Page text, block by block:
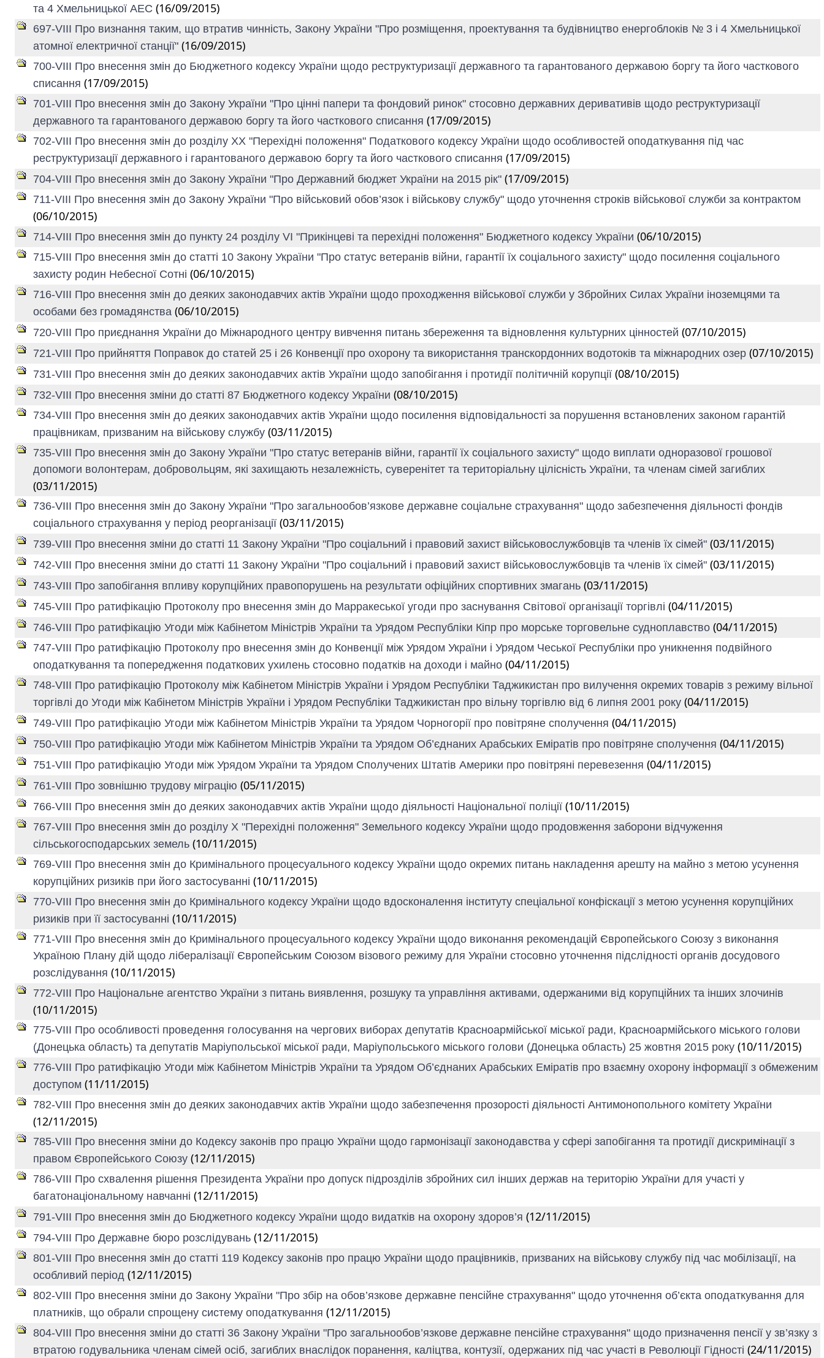
та 4 Хмельницької АЕС (16/09/2015)
697-VIII Про визнання таким, що втратив чинність, Закону України "Про розміщення, проектування та будівництво енергоблоків № 3 і 4 Хмельницької
атомної електричної станції" (16/09/2015)
700-VIII Про внесення змін до Бюджетного кодексу України щодо реструктуризації державного та гарантованого державою боргу та його часткового
списання (17/09/2015)
701-VIII Про внесення змін до Закону України "Про цінні папери та фондовий ринок" стосовно державних деривативів щодо реструктуризації
державного та гарантованого державою боргу та його часткового списання (17/09/2015)
702-VIII Про внесення змін до розділу XX "Перехідні положення" Податкового кодексу України щодо особливостей оподаткування під час
реструктуризації державного і гарантованого державою боргу та його часткового списання (17/09/2015)
704-VIII Про внесення змін до Закону України "Про Державний бюджет України на 2015 рік" (17/09/2015)
711-VIII Про внесення змін до Закону України "Про військовий обов’язок і військову службу" щодо уточнення строків військової служби за контрактом
(06/10/2015)
714-VIII Про внесення змін до пункту 24 розділу VI "Прикінцеві та перехідні положення" Бюджетного кодексу України (06/10/2015)
715-VIII Про внесення змін до статті 10 Закону України "Про статус ветеранів війни, гарантії їх соціального захисту" щодо посилення соціального
захисту родин Небесної Сотні (06/10/2015)
716-VIII Про внесення змін до деяких законодавчих актів України щодо проходження військової служби у Збройних Силах України іноземцями та
особами без громадянства (06/10/2015)
720-VIII Про приєднання України до Міжнародного центру вивчення питань збереження та відновлення культурних цінностей (07/10/2015)
721-VIII Про прийняття Поправок до статей 25 і 26 Конвенції про охорону та використання транскордонних водотоків та міжнародних озер (07/10/2015)
731-VIII Про внесення змін до деяких законодавчих актів України щодо запобігання і протидії політичній корупції (08/10/2015)
732-VIII Про внесення зміни до статті 87 Бюджетного кодексу України (08/10/2015)
734-VIII Про внесення змін до деяких законодавчих актів України щодо посилення відповідальності за порушення встановлених законом гарантій
працівникам, призваним на військову службу (03/11/2015)
735-VIII Про внесення змін до Закону України "Про статус ветеранів війни, гарантії їх соціального захисту" щодо виплати одноразової грошової
допомоги волонтерам, добровольцям, які захищають незалежність, суверенітет та територіальну цілісність України, та членам сімей загиблих
(03/11/2015)
736-VIII Про внесення змін до Закону України "Про загальнообов’язкове державне соціальне страхування" щодо забезпечення діяльності фондів
соціального страхування у період реорганізації (03/11/2015)
739-VIII Про внесення зміни до статті 11 Закону України "Про соціальний і правовий захист військовослужбовців та членів їх сімей" (03/11/2015)
742-VIII Про внесення зміни до статті 11 Закону України "Про соціальний і правовий захист військовослужбовців та членів їх сімей" (03/11/2015)
743-VIII Про запобігання впливу корупційних правопорушень на результати офіційних спортивних змагань (03/11/2015)
745-VIII Про ратифікацію Протоколу про внесення змін до Марракеської угоди про заснування Світової організації торгівлі (04/11/2015)
746-VIII Про ратифікацію Угоди між Кабінетом Міністрів України та Урядом Республіки Кіпр про морське торговельне судноплавство (04/11/2015)
747-VIII Про ратифікацію Протоколу про внесення змін до Конвенції між Урядом України і Урядом Чеської Республіки про уникнення подвійного
оподаткування та попередження податкових ухилень стосовно податків на доходи і майно (04/11/2015)
748-VIII Про ратифікацію Протоколу між Кабінетом Міністрів України і Урядом Республіки Таджикистан про вилучення окремих товарів з режиму вільної
торгівлі до Угоди між Кабінетом Міністрів України і Урядом Республіки Таджикистан про вільну торгівлю від 6 липня 2001 року (04/11/2015)
749-VIII Про ратифікацію Угоди між Кабінетом Міністрів України та Урядом Чорногорії про повітряне сполучення (04/11/2015)
750-VIII Про ратифікацію Угоди між Кабінетом Міністрів України та Урядом Об’єднаних Арабських Еміратів про повітряне сполучення (04/11/2015)
751-VIII Про ратифікацію Угоди між Урядом України та Урядом Сполучених Штатів Америки про повітряні перевезення (04/11/2015)
761-VIII Про зовнішню трудову міграцію (05/11/2015)
766-VIII Про внесення змін до деяких законодавчих актів України щодо діяльності Національної поліції (10/11/2015)
767-VIII Про внесення змін до розділу X "Перехідні положення" Земельного кодексу України щодо продовження заборони відчуження
сільськогосподарських земель (10/11/2015)
769-VIII Про внесення змін до Кримінального процесуального кодексу України щодо окремих питань накладення арешту на майно з метою усунення
корупційних ризиків при його застосуванні (10/11/2015)
770-VIII Про внесення змін до Кримінального кодексу України щодо вдосконалення інституту спеціальної конфіскації з метою усунення корупційних
ризиків при її застосуванні (10/11/2015)
771-VIII Про внесення змін до Кримінального процесуального кодексу України щодо виконання рекомендацій Європейського Союзу з виконання
Україною Плану дій щодо лібералізації Європейським Союзом візового режиму для України стосовно уточнення підслідності органів досудового
розслідування (10/11/2015)
772-VIII Про Національне агентство України з питань виявлення, розшуку та управління активами, одержаними від корупційних та інших злочинів
(10/11/2015)
775-VIII Про особливості проведення голосування на чергових виборах депутатів Красноармійської міської ради, Красноармійського міського голови
(Донецька область) та депутатів Маріупольської міської ради, Маріупольського міського голови (Донецька область) 25 жовтня 2015 року (10/11/2015)
776-VIII Про ратифікацію Угоди між Кабінетом Міністрів України та Урядом Об’єднаних Арабських Еміратів про взаємну охорону інформації з обмеженим
доступом (11/11/2015)
782-VIII Про внесення змін до деяких законодавчих актів України щодо забезпечення прозорості діяльності Антимонопольного комітету України
(12/11/2015)
785-VIII Про внесення зміни до Кодексу законів про працю України щодо гармонізації законодавства у сфері запобігання та протидії дискримінації з
правом Європейського Союзу (12/11/2015)
786-VIII Про схвалення рішення Президента України про допуск підрозділів збройних сил інших держав на територію України для участі у
багатонаціональному навчанні (12/11/2015)
791-VIII Про внесення змін до Бюджетного кодексу України щодо видатків на охорону здоров’я (12/11/2015)
794-VIII Про Державне бюро розслідувань (12/11/2015)
801-VIII Про внесення змін до статті 119 Кодексу законів про працю України щодо працівників, призваних на військову службу під час мобілізації, на
особливий період (12/11/2015)
802-VIII Про внесення зміни до Закону України "Про збір на обов’язкове державне пенсійне страхування" щодо уточнення об’єкта оподаткування для
платників, що обрали спрощену систему оподаткування (12/11/2015)
804-VIII Про внесення зміни до статті 36 Закону України "Про загальнообов’язкове державне пенсійне страхування" щодо призначення пенсії у зв’язку з
втратою годувальника членам сімей осіб, загиблих внаслідок поранення, каліцтва, контузії, одержаних під час участі в Революції Гідності (24/11/2015)